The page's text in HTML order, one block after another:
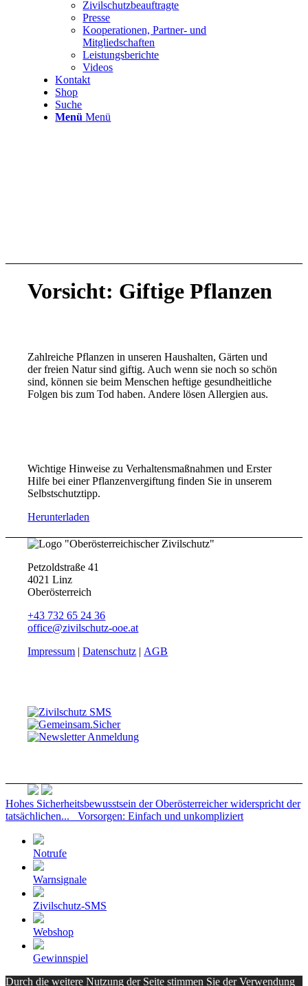
Zivilschutzbeauftragte
Presse
Kooperationen, Partner- und
Mitgliedschaften
Leistungsberichte
Videos
Kontakt
Shop
Suche
Menü Menü
Vorsicht: Giftige Pflanzen
Zahlreiche Pflanzen in unseren Haushalten, Gärten und
der freien Natur sind giftig. Auch wenn sie noch so schön
sind, können sie beim Menschen heftige gesundheitliche
Folgen bis zum Tod haben. Andere lösen Allergien aus.
Wichtige Hinweise zu Verhaltensmaßnahmen und Erster
Hilfe bei einer Pflanzenvergiftung finden Sie in unserem
Selbstschutztipp.
Herunterladen
Petzoldstraße 41
4021 Linz
Oberösterreich
+43 732 65 24 36
office@zivilschutz-ooe.at
Impressum |Datenschutz | AGB
Hohes Sicherheitsbewusstsein der Oberösterreicher widerspricht der
tatsächlichen...
Vorsorgen: Einfach und unkompliziert
Notrufe
Warnsignale
Zivilschutz-SMS
Webshop
Gewinnspiel
Durch die weitere Nutzung der Seite stimmen Sie der Verwendung